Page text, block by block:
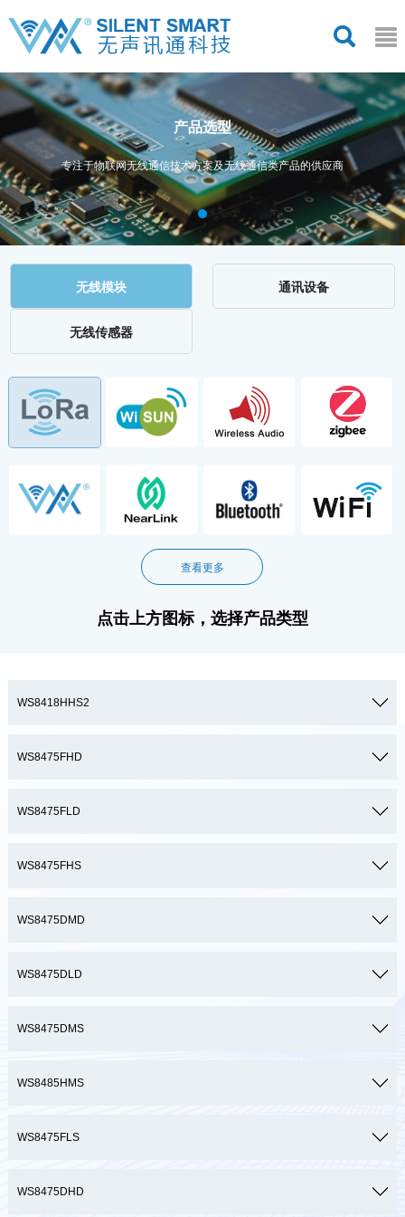
产品选型
专注于物联网无线通信技术方案及无线通信类产品的供应商
无线模块 通讯设备
无线传感器
查看更多
点击上方图标，选择产品类型
WS8418HHS2
WS8475FHD
WS8475FLD
WS8475FHS
WS8475DMD
WS8475DLD
WS8475DMS
WS8485HMS
WS8475FLS
WS8475DHD